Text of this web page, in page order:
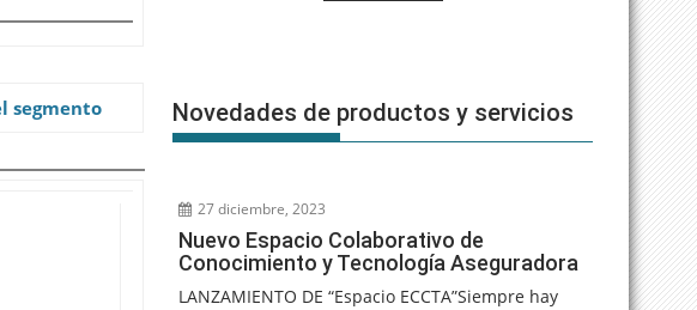
segmento Novedades de productos y servicios
27 diciembre, 2023
Nuevo Espacio Colaborativo de
Conocimiento y Tecnología Aseguradora
LANZAMIENTO DE “Espacio ECCTA”Siempre hay